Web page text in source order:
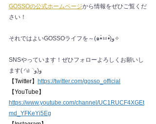
GOSSOの公式ホームページから情報をぜひご覧くだ
さい！
それではよいGOSSOライフを～(๑•̀ㅂ•́)و✧
SNSやっています！ぜひフォローよろしくお願いし
【Twitter】
https://twitter.com/gosso_official
【YouTube】
https://www.youtube.com/channel/UC1RUCF4XGEt
md_YFKeYi5Eg